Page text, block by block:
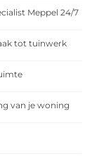
Meppel 24/7
tot tuinwerk
van je woning